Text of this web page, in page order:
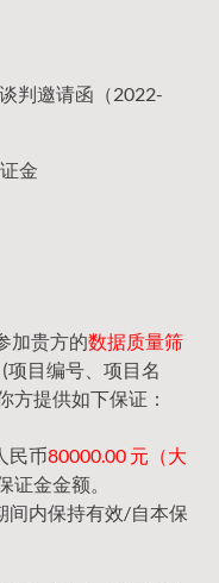
判邀请函（2022-
金
加贵方的数据质量筛
(项目编号、项目名
方提供如下保证：
民币80000.00 元（大
证金金额。
间内保持有效/自本保